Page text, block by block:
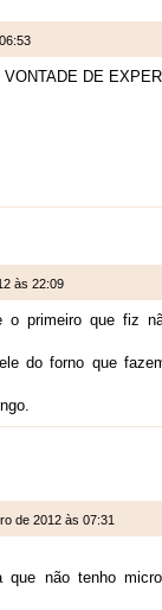
DE
às 22:09
o primeiro que fiz
do forno que
de 2012 às 07:31
não tenho